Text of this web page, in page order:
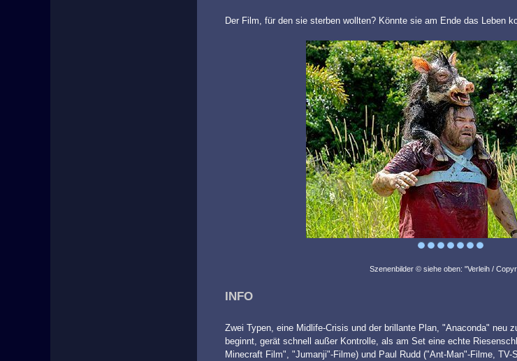
Der Film, für den sie sterben wollten? Könnte sie am Ende das Leben
Szenenbilder © siehe oben: "Verleih /
INFO
Zwei Typen, eine Midlife-Crisis und der brillante Plan, "Anaconda" neu
beginnt, gerät schnell außer Kontrolle, als am Set eine echte
Minecraft Film", "Jumanji"-Filme) und Paul Rudd ("Ant-Man"-Filme,